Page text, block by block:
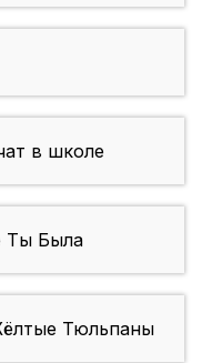
в школе
Была
Тюльпаны